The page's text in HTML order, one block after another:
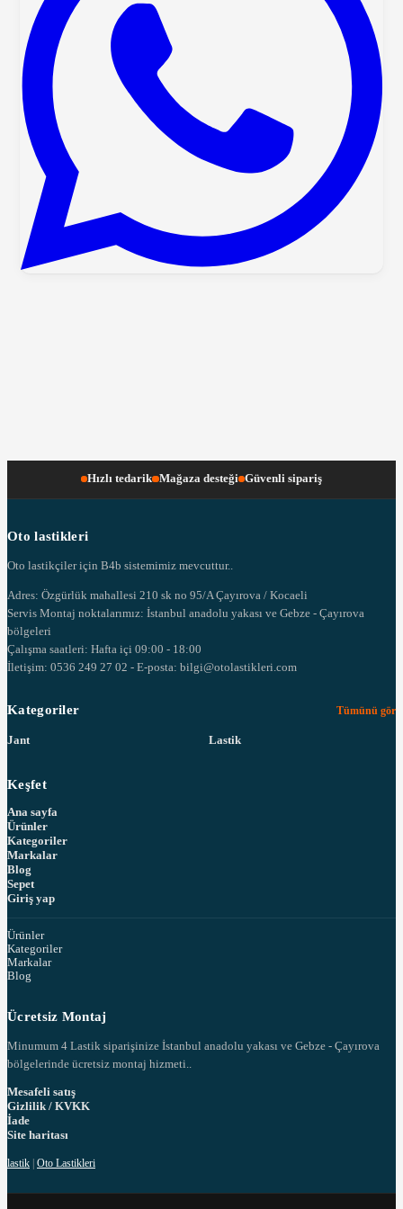
Hızlı tedarik Mağaza desteği Güvenli sipariş
Oto lastikleri
Oto lastikçiler için B4b sistemimiz mevcuttur..
Adres: Özgürlük mahallesi 210 sk no 95/A Çayırova / Kocaeli
Servis Montaj noktalarımız: İstanbul anadolu yakası ve Gebze - Çayırova
bölgeleri
Çalışma saatleri: Hafta içi 09:00 - 18:00
İletişim: 0536 249 27 02 - E-posta: bilgi@otolastikleri.com
Kategoriler Tümünü gör
Jant Lastik
Keşfet
Ana sayfa
Ürünler
Kategoriler
Markalar
Blog
Sepet
Giriş yap
Ürünler
Kategoriler
Markalar
Blog
Ücretsiz Montaj
Minumum 4 Lastik siparişinize İstanbul anadolu yakası ve Gebze - Çayırova
bölgelerinde ücretsiz montaj hizmeti..
Mesafeli satış
Gizlilik / KVKK
İade
Site haritası
lastik Oto Lastikleri